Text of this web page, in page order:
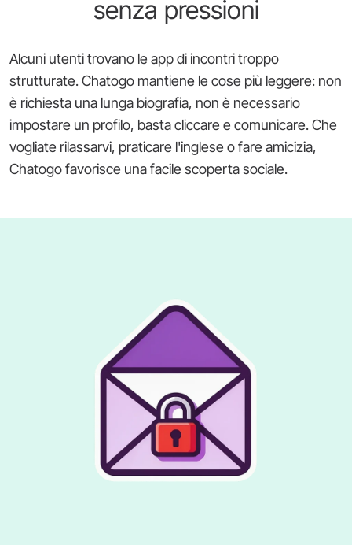
senza pressioni
Alcuni utenti trovano le app di incontri troppo
strutturate. Chatogo mantiene le cose più leggere: non
è richiesta una lunga biografia, non è necessario
impostare un profilo, basta cliccare e comunicare. Che
vogliate rilassarvi, praticare l'inglese o fare amicizia,
Chatogo favorisce una facile scoperta sociale.